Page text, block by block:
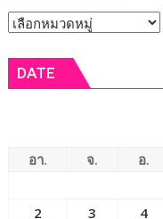
หัวข้อ
DATE
อา. จ. อ.
2
3 4